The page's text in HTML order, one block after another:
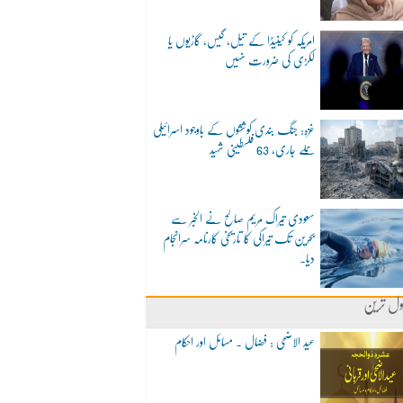
امریکہ کو کینیڈا کے تیل، گیس، گاڑیوں یا
لکڑی کی ضرورت نہیں
غزہ: جنگ بندی کوششوں کے باوجود اسرائیلی
حملے جاری، 63 فلسطینی شہید
سعودی تیراک مریم صالح نے الخبر سے
بحرین تک تیراکی کا تاریخی کارنامہ سرانجام
دیا۔
ترین
عید الاضحی : فضال ۔ مسائل اور احکام